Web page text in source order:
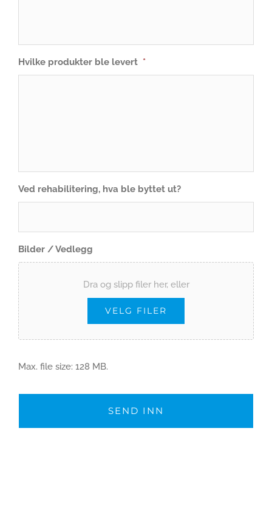
Hvilke produkter ble levert *
Ved rehabilitering, hva ble byttet ut?
Bilder / Vedlegg
Dra og slipp filer her, eller
VELG FILER
Max. file size: 128 MB.